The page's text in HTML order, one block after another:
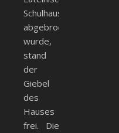
Schulhaus
abgebrochen
wurde,
stand
der
Giebel
des
Hauses
frei. Die